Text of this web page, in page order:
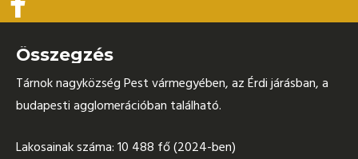
Összegzés
Tárnok nagyközség Pest vármegyében, az Érdi járásban, a
budapesti agglomerációban található.
Lakosainak száma: 10 488 fő (2024-ben)